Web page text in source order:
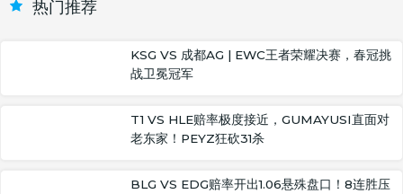
热门推荐
KSG VS 成都AG | EWC王者荣耀决赛，春冠挑
战卫冕冠军
T1 VS HLE赔率极度接近，GUMAYUSI直面对
老东家！PEYZ狂砍31杀
BLG VS EDG赔率开出1.06悬殊盘口！8连胜压